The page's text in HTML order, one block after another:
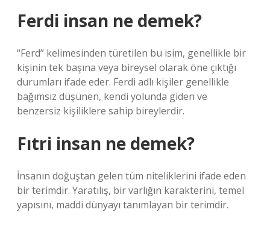
Ferdi insan ne demek?
“Ferd” kelimesinden türetilen bu isim, genellikle bir
kişinin tek başına veya bireysel olarak öne çıktığı
durumları ifade eder. Ferdi adlı kişiler genellikle
bağımsız düşünen, kendi yolunda giden ve
benzersiz kişiliklere sahip bireylerdir.
Fıtri insan ne demek?
İnsanın doğuştan gelen tüm niteliklerini ifade eden
bir terimdir. Yaratılış, bir varlığın karakterini, temel
yapısını, maddi dünyayı tanımlayan bir terimdir.